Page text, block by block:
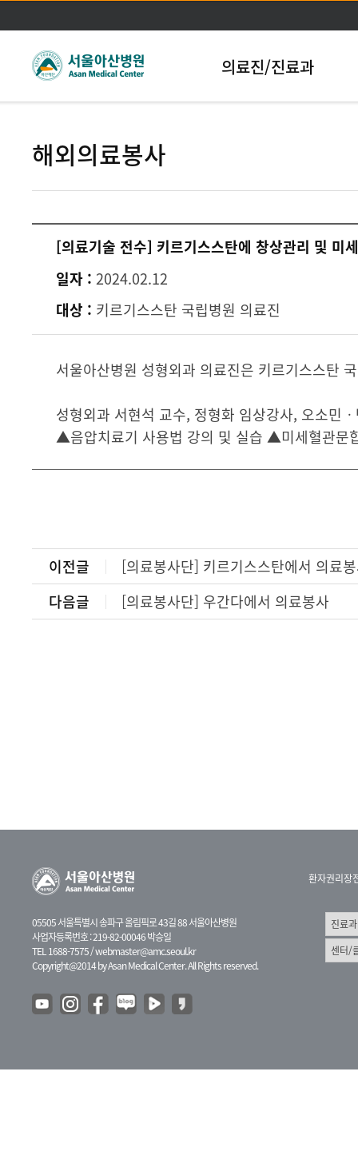
본문바로가기
의료진/진료과
해외의료봉사
[의료기술 전수] 키르기스스탄에 창상관리 및 미
일자 : 2024.02.12
대상 : 키르기스스탄 국립병원 의료진
서울아산병원 성형외과 의료진은 키르기스스탄
성형외과 서현석 교수, 정형화 임상강사, 오소민
▲음압치료기 사용법 강의 및 실습 ▲미세혈관문
이전글
[의료봉사단] 키르기스스탄에서 의료
다음글
[의료봉사단] 우간다에서 의료봉사
05505 서울특별시 송파구 올림픽로 43길 88 서울아산병원
사업자등록번호 : 219-82-00046 박승일
TEL 1688-7575 /webmaster@amc.seoul.kr
Copyright@2014 by Asan Medical Center. All Rights reserved.
환자권리장